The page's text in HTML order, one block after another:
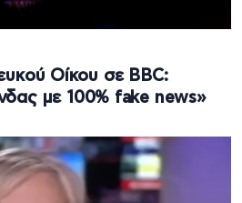
Οίκου σε BBC:
με 100% fake news»